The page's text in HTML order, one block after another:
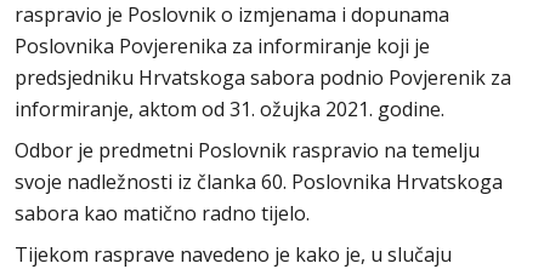
raspravio je Poslovnik o izmjenama i dopunama
Poslovnika Povjerenika za informiranje koji je
predsjedniku Hrvatskoga sabora podnio Povjerenik za
informiranje, aktom od 31. ožujka 2021. godine.
Odbor je predmetni Poslovnik raspravio na temelju
svoje nadležnosti iz članka 60. Poslovnika Hrvatskoga
sabora kao matično radno tijelo.
Tijekom rasprave navedeno je kako je, u slučaju